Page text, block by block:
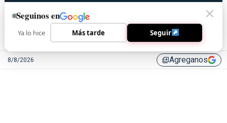
8/8/2026 library_addAgreganos
Seguinos en
Ya lo hice Más tarde Seguir